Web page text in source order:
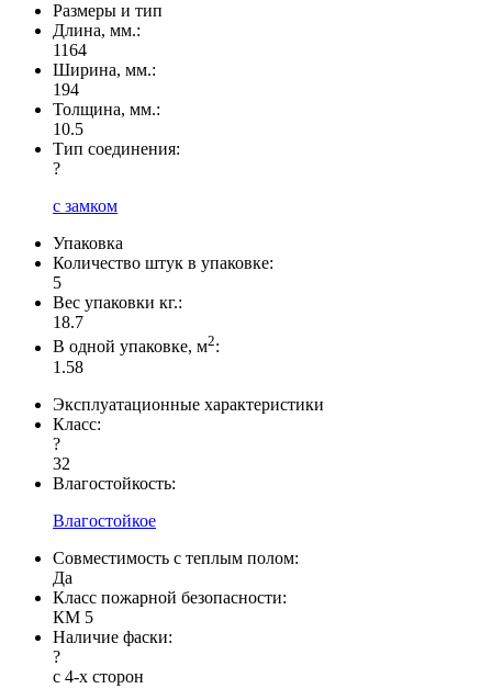
Размеры и тип
Длина, мм.:
1164
Ширина, мм.:
194
Толщина, мм.:
10.5
Тип соединения:
?
с замком
Упаковка
Количество штук в упаковке:
5
Вес упаковки кг.:
18.7
В одной упаковке, м2:
1.58
Эксплуатационные характеристики
Класс:
?
32
Влагостойкость:
Влагостойкое
Совместимость с теплым полом:
Да
Класс пожарной безопасности:
КМ 5
Наличие фаски:
?
с 4-х сторон